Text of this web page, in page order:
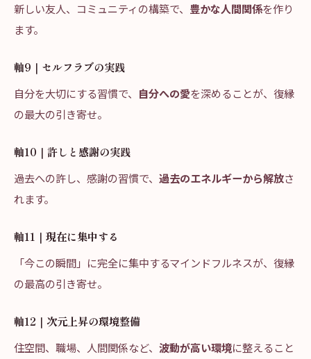
新しい友人、コミュニティの構築で、 豊かな人間関係を作り
ます。
軸9｜セルフラブの実践
自分を大切にする習慣で、 自分への愛を深めることが、復縁
の最大の引き寄せ。
軸10｜許しと感謝の実践
過去への許し、感謝の習慣で、 過去のエネルギーから解放さ
れます。
軸11｜現在に集中する
「今この瞬間」に完全に集中するマインドフルネスが、復縁
の最高の引き寄せ。
軸12｜次元上昇の環境整備
住空間、職場、人間関係など、 波動が高い環境に整えること